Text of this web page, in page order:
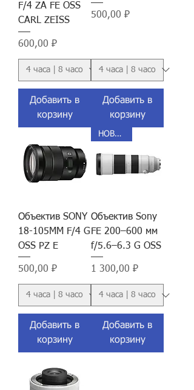
F/4 ZA FE OSS
CARL ZEISS
Цена
600,00 ₽
Добавить в
корзину
Цена
500,00 ₽
Добавить в
корзину
Объектив SONY
18-105MM F/4 G
OSS PZ E
Цена
500,00 ₽
Добавить в
корзину
НОВИНКА
Объектив Sony
FE 200–600 мм
f/5.6–6.3 G OSS
Цена
1 300,00 ₽
Добавить в
корзину